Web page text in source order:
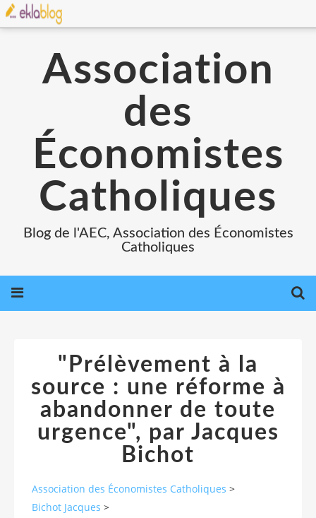
Association
des
Économistes
Catholiques
Blog de l'AEC, Association des Économistes
Catholiques
"Prélèvement à la
source : une réforme à
abandonner de toute
urgence", par Jacques
Bichot
Association des Économistes Catholiques >
Bichot Jacques >